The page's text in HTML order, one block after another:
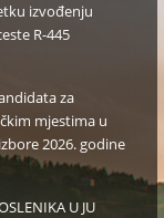
izvođenju
R-445
za
mjestima u
2026. godine
U JU